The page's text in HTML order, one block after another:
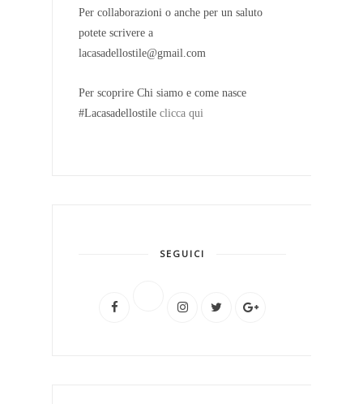
Per collaborazioni o anche per un saluto
potete scrivere a
lacasadellostile@gmail.com
Per scoprire Chi siamo e come nasce
#Lacasadellostile clicca qui
SEGUICI